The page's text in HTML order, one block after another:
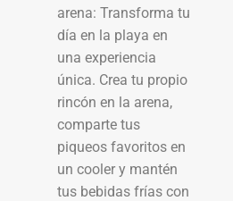
arena: Transforma tu
día en la playa en
una experiencia
única. Crea tu propio
rincón en la arena,
comparte tus
piqueos favoritos en
un cooler y mantén
tus bebidas frías con